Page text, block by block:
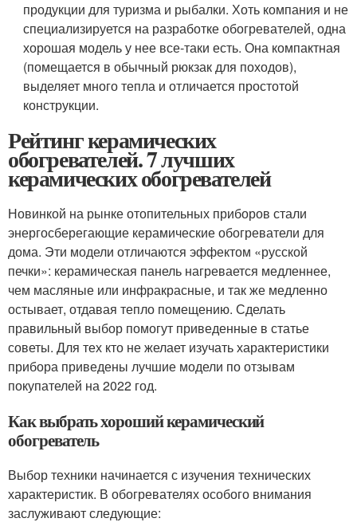
продукции для туризма и рыбалки. Хоть компания и не
специализируется на разработке обогревателей, одна
хорошая модель у нее все-таки есть. Она компактная
(помещается в обычный рюкзак для походов),
выделяет много тепла и отличается простотой
конструкции.
Рейтинг керамических
обогревателей. 7 лучших
керамических обогревателей
Новинкой на рынке отопительных приборов стали
энергосберегающие керамические обогреватели для
дома. Эти модели отличаются эффектом «русской
печки»: керамическая панель нагревается медленнее,
чем масляные или инфракрасные, и так же медленно
остывает, отдавая тепло помещению. Сделать
правильный выбор помогут приведенные в статье
советы. Для тех кто не желает изучать характеристики
прибора приведены лучшие модели по отзывам
покупателей на 2022 год.
Как выбрать хороший керамический
обогреватель
Выбор техники начинается с изучения технических
характеристик. В обогревателях особого внимания
заслуживают следующие: